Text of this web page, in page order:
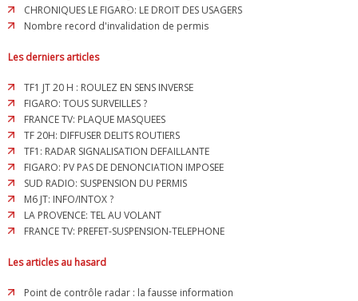
CHRONIQUES LE FIGARO: LE DROIT DES USAGERS
Nombre record d'invalidation de permis
Les derniers articles
TF1 JT 20 H : ROULEZ EN SENS INVERSE
FIGARO: TOUS SURVEILLES ?
FRANCE TV: PLAQUE MASQUEES
TF 20H: DIFFUSER DELITS ROUTIERS
TF1: RADAR SIGNALISATION DEFAILLANTE
FIGARO: PV PAS DE DENONCIATION IMPOSEE
SUD RADIO: SUSPENSION DU PERMIS
M6 JT: INFO/INTOX ?
LA PROVENCE: TEL AU VOLANT
FRANCE TV: PREFET-SUSPENSION-TELEPHONE
Les articles au hasard
Point de contrôle radar : la fausse information